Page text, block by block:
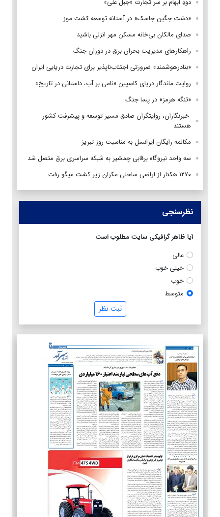
«دشت جگین جاسک» در آستانه توسعه کشت موز
صدای مالکان بی‌خانه مسکن مهر انزلی باشید
راهکارهای مدیریت بحران برق در دوران جنگ
«بنادرهوشمند» ضرورتی اجتناب‌ناپذیر برای تجارت دریایی ایران
روایت ماندگار دریای کاسپین «نامی بر آب، داستانی در تاریخ»
«تنگه هرمز» در پسا جنگ
‌ خبرنگاران، روایتگران صادق مسیر توسعه و پیشرفت کشور
هستند
مکالمه رایگان ایرانسل به مناسبت روز تبریز
سه واحد نیروگاه برقابی چمشیر به شبکه سراسری برق متصل شد
۱۲۷۰ هکتار از اراضی ساحلی مکران زیر کشت میگو رفت
نظرسنجی
آیا ظاهر گرافیکی سایت مطلوب است
عالی
خیلی خوب
خوب
متوسط
ثبت نظر